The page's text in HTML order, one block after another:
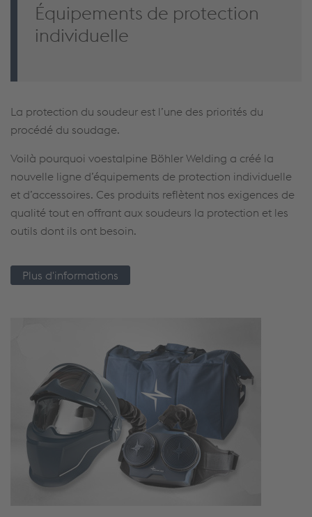
Équipements de protection
individuelle
La protection du soudeur est l’une des priorités du
procédé du soudage.
Voilà pourquoi voestalpine Böhler Welding a créé la
nouvelle ligne d’équipements de protection individuelle
et d’accessoires. Ces produits reflètent nos exigences de
qualité tout en offrant aux soudeurs la protection et les
outils dont ils ont besoin.
Plus d'informations